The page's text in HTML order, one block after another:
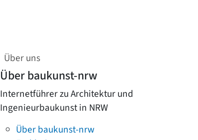
Über uns
Über baukunst-nrw
Internetführer zu Architektur und
Ingenieurbaukunst in NRW
Über baukunst-nrw